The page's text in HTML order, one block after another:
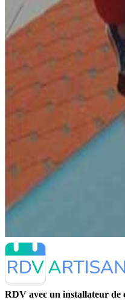
RDV avec un installateur de